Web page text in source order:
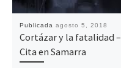
Publicada agosto 5, 2018
Cortázar y la fatalidad –
Cita en Samarra